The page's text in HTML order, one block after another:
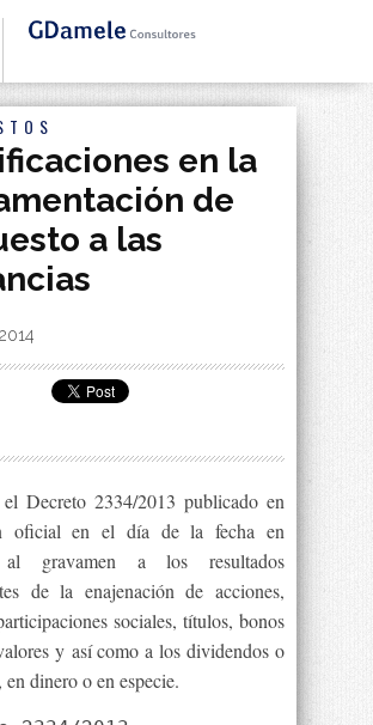
en la
de
a las
Decreto 2334/2013 publicado en
oficial en el día de la fecha en
al gravamen a los resultados
de la enajenación de acciones,
sociales, títulos, bonos
y así como a los dividendos o
dinero o en especie.